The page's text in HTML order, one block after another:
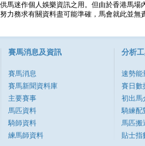
馬迷作個人娛樂資訊之用。但由於香港馬
力務求有關資料盡可能準確，馬會就此並
賽馬消息及資訊
賽馬消息
賽馬新聞資料庫
主要賽事
馬匹資料
騎師資料
練馬師資料
分析
速勢能
賽日數
初出馬
騎練配
馬匹搬
貼士指